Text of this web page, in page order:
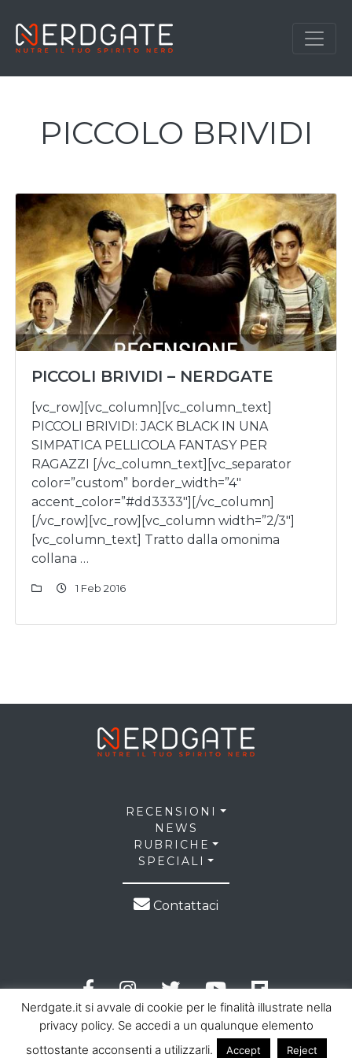
PICCOLO BRIVIDI
PICCOLI BRIVIDI – NERDGATE
[vc_row][vc_column][vc_column_text]
PICCOLI BRIVIDI: JACK BLACK IN UNA
SIMPATICA PELLICOLA FANTASY PER
RAGAZZI [/vc_column_text][vc_separator
color=”custom” border_width=”4″
accent_color=”#dd3333″][/vc_column]
[/vc_row][vc_row][vc_column width=”2/3″]
[vc_column_text] Tratto dalla omonima
collana …
1 Feb 2016
RECENSIONI
NEWS
RUBRICHE
SPECIALI
Contattaci
Nerdgate.it si avvale di cookie per le finalità illustrate nella
privacy policy. Se accedi a un qualunque elemento
sottostante acconsenti a utilizzarli.
Accept Reject